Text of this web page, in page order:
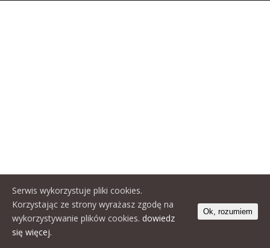
Serwis wykorzystuje pliki cookies.
Korzystając ze strony wyrażasz zgodę na
wykorzystywanie plików cookies. dowiedz
się więcej.
Ok, rozumiem